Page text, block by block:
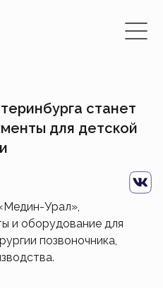
станет
для детской
Урал»,
и оборудование для
позвоночника,